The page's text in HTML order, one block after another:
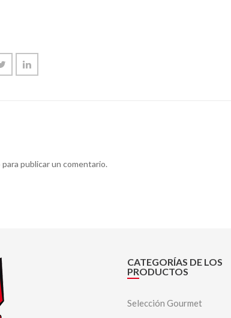
para publicar un comentario.
CATEGORÍAS DE LOS
PRODUCTOS
Selección Gourmet